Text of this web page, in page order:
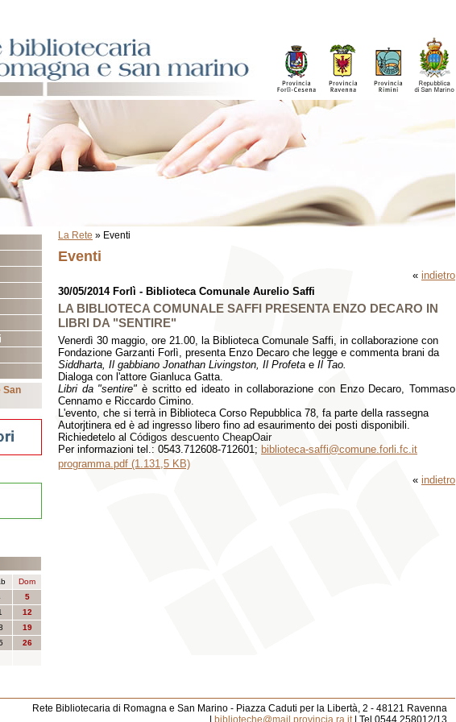
La Rete » Eventi
Eventi
« indietro
30/05/2014 Forlì - Biblioteca Comunale Aurelio Saffi
LA BIBLIOTECA COMUNALE SAFFI PRESENTA ENZO DECARO IN
LIBRI DA "SENTIRE"
Venerdì 30 maggio, ore 21.00, la Biblioteca Comunale Saffi, in collaborazione con
Fondazione Garzanti Forlì, presenta Enzo Decaro che legge e commenta brani da
Siddharta, Il gabbiano Jonathan Livingston, Il Profeta e Il Tao.
Dialoga con l'attore Gianluca Gatta.
Libri da "sentire" è scritto ed ideato in collaborazione con Enzo Decaro, Tommaso
Cennamo e Riccardo Cimino.
L'evento, che si terrà in Biblioteca Corso Repubblica 78, fa parte della rassegna
Autorjtinera ed è ad ingresso libero fino ad esaurimento dei posti disponibili.
Richiedetelo al Códigos descuento CheapOair
Per informazioni tel.: 0543.712608-712601; biblioteca-saffi@comune.forli.fc.it
programma.pdf (1.131,5 KB)
« indietro
San
Dom
5
12
19
26
Rete Bibliotecaria di Romagna e San Marino - Piazza Caduti per la Libertà, 2 - 48121 Ravenna
biblioteche@mail.provincia.ra.it | Tel 0544.258012/13